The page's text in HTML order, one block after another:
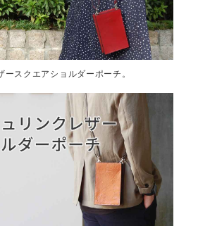
スクエアショルダーポーチ。